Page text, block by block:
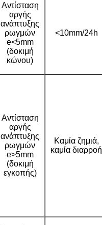
Αντίσταση
αργής
ανάπτυξης
ρωγμών
e<5mm
(δοκιμή
κώνου)
<10mm/24h
Αντίσταση
αργής
ανάπτυξης
ρωγμών
e>5mm
(δοκιμή
εγκοπής)
Καμία ζημιά,
καμία διαρροή